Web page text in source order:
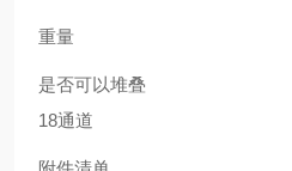
重量
是否可以堆叠
18通道